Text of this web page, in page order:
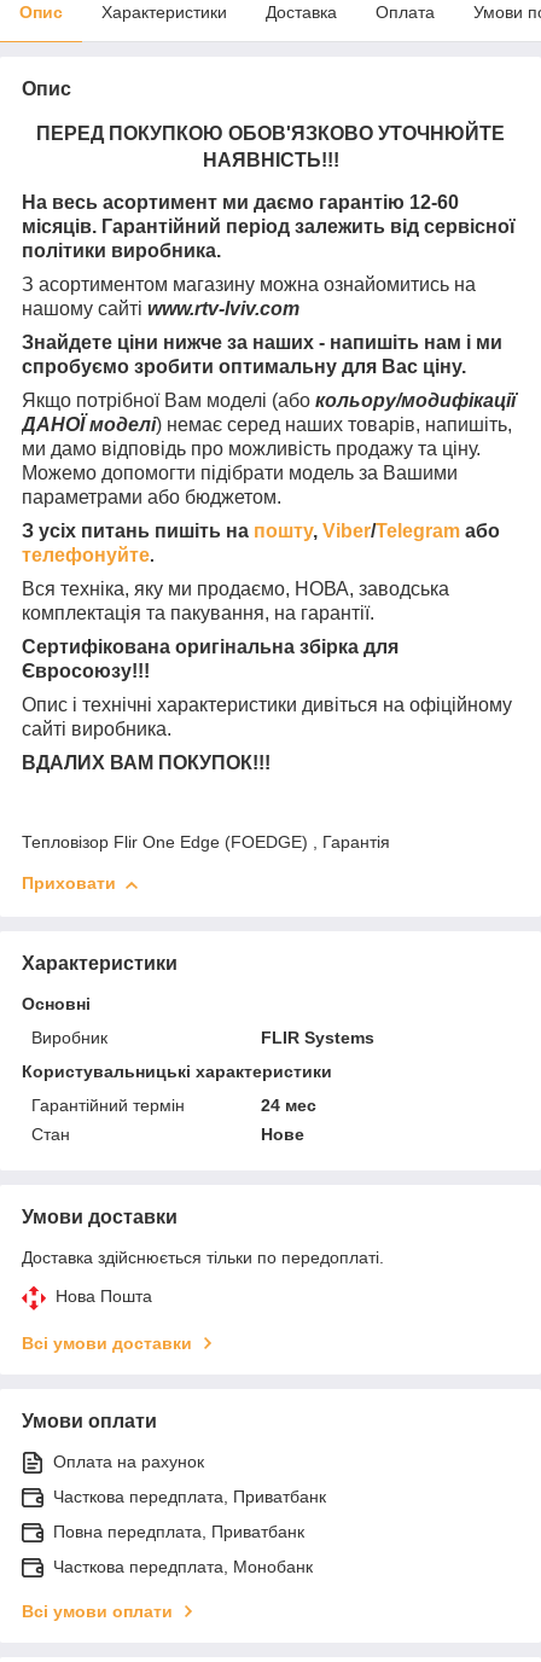
Опис Характеристики Доставка Оплата Умови
Опис
ПЕРЕД ПОКУПКОЮ ОБОВ'ЯЗКОВО УТОЧНЮЙТЕ
НАЯВНІСТЬ!!!
На весь асортимент ми даємо гарантію 12-60
місяців. Гарантійний період залежить від сервісної
політики виробника.
З асортиментом магазину можна ознайомитись на
нашому сайті www.rtv-lviv.com
Знайдете ціни нижче за наших - напишіть нам і ми
спробуємо зробити оптимальну для Вас ціну.
Якщо потрібної Вам моделі (або кольору/модифікації
ДАНОЇ моделі) немає серед наших товарів, напишіть,
ми дамо відповідь про можливість продажу та ціну.
Можемо допомогти підібрати модель за Вашими
параметрами або бюджетом.
З усіх питань пишіть на пошту, Viber/Telegram або
телефонуйте.
Вся техніка, яку ми продаємо, НОВА, заводська
комплектація та пакування, на гарантії.
Сертифікована оригінальна збірка для
Євросоюзу!!!
Опис і технічні характеристики дивіться на офіційному
сайті виробника.
ВДАЛИХ ВАМ ПОКУПОК!!!
Тепловізор Flir One Edge (FOEDGE) , Гарантія
Приховати
Характеристики
Основні
Виробник
FLIR Systems
Користувальницькі характеристики
Гарантійний термін
24 мес
Стан
Нове
Умови доставки
Доставка здійснюється тільки по передоплаті.
Нова Пошта
Всі умови доставки
Умови оплати
Оплата на рахунок
Часткова передплата, Приватбанк
Повна передплата, Приватбанк
Часткова передплата, Монобанк
Всі умови оплати